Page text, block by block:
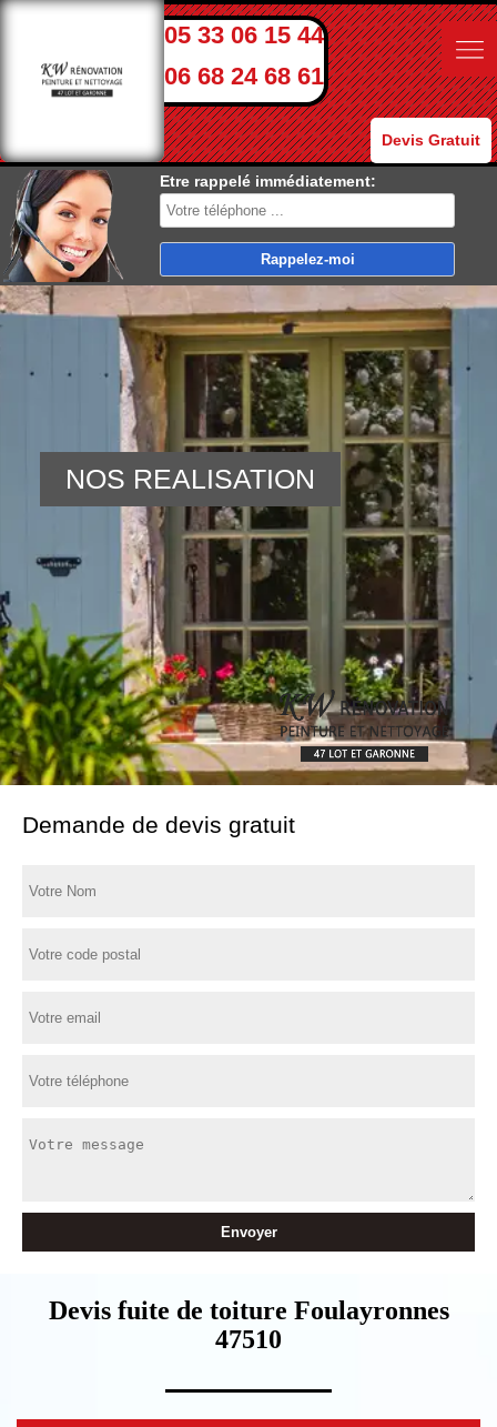
05 33 06 15 44
06 68 24 68 61
Devis Gratuit
Etre rappelé immédiatement:
NOS REALISATION
Demande de devis gratuit
Devis fuite de toiture Foulayronnes
47510